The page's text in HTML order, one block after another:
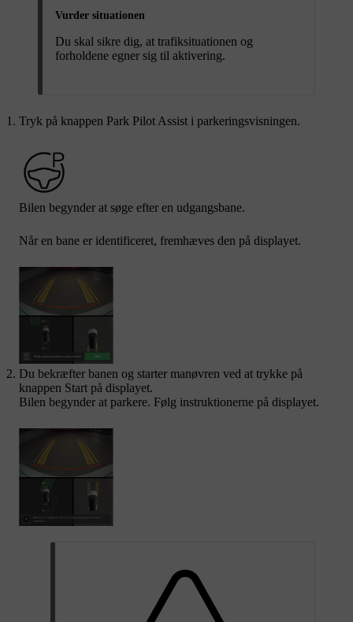
Vurder situationen
Du skal sikre dig, at trafiksituationen og
forholdene egner sig til aktivering.
Tryk på knappen Park Pilot Assist i parkeringsvisningen.
Bilen begynder at søge efter en udgangsbane.
Når en bane er identificeret, fremhæves den på displayet.
Du bekræfter banen og starter manøvren ved at trykke på
knappen Start på displayet.
Bilen begynder at parkere. Følg instruktionerne på displayet.